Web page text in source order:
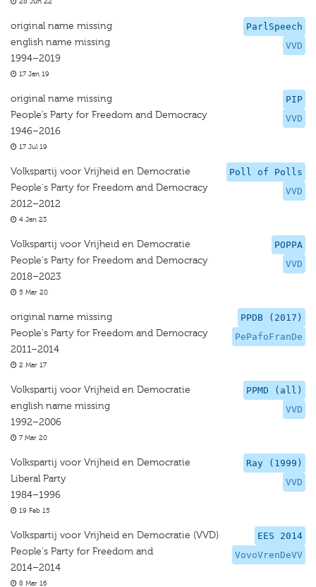
ParlSpeech
VVD
original name missing
english name missing
1994–2019
17 Jan 19
PIP
VVD
original name missing
People’s Party for Freedom and Democracy
1946–2016
17 Jul 19
Poll of Polls
VVD
Volkspartij voor Vrijheid en Democratie
People's Party for Freedom and Democracy
2012–2012
4 Jan 23
POPPA
VVD
Volkspartij voor Vrijheid en Democratie
People's Party for Freedom and Democracy
2018–2023
5 Mar 20
PPDB (2017)
PePafoFranDe
original name missing
People's Party for Freedom and Democracy
2011–2014
2 Mar 17
PPMD (all)
VVD
Volkspartij voor Vrijheid en Democratie
english name missing
1992–2006
7 Mar 20
Ray (1999)
VVD
Volkspartij voor Vrijheid en Democratie
Liberal Party
1984–1996
19 Feb 15
EES 2014
VovoVrenDeVV
Volkspartij voor Vrijheid en Democratie (VVD)
People's Party for Freedom and
2014–2014
8 Mar 16